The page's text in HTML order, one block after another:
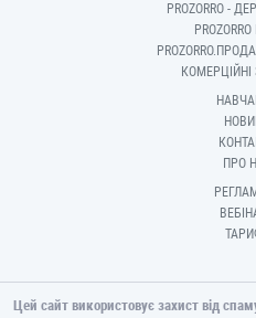
PROZORRO -
КОМЕРЦІЙНІ
ПРО
Цей сайт використовує захист від